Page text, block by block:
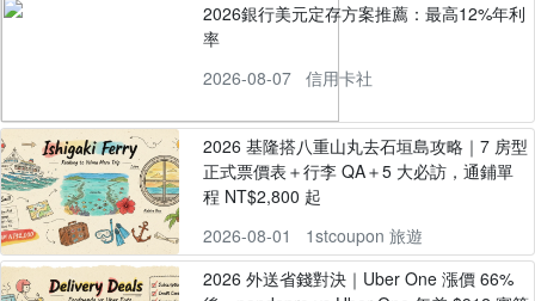
2026銀行美元定存方案推薦：最高12%年利
率
2026-08-07
信用卡社
2026 基隆搭八重山丸去石垣島攻略｜7 房型
正式票價表＋行李 QA＋5 大必訪，通鋪單
程 NT$2,800 起
2026-08-01
1stcoupon 旅遊
2026 外送省錢對決｜Uber One 漲價 66%